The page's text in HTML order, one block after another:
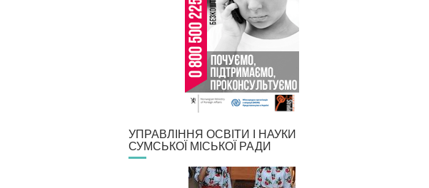
УПРАВЛІННЯ ОСВІТИ І НАУКИ
СУМСЬКОЇ МІСЬКОЇ РАДИ